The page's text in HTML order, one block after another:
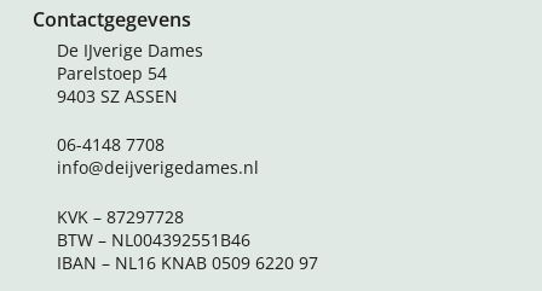
Contactgegevens
De IJverige Dames
Parelstoep 54
9403 SZ ASSEN
06-4148 7708
info@deijverigedames.nl
KVK – 87297728
BTW – NL004392551B46
IBAN – NL16 KNAB 0509 6220 97